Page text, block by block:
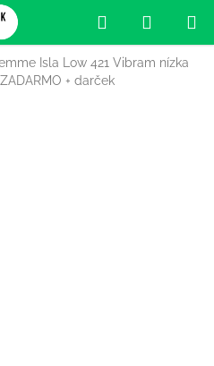
Hľadať
KOŠÍK
Isla Low 421 Vibram nízka
+ darček